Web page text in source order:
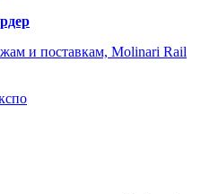
и поставкам, Molinari Rail